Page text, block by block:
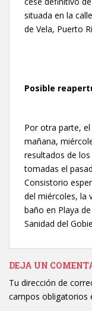
situada en la
de Vela, Puerto
Posible
Por otra parte,
mañana,
resultados de
tomadas el
Consistorio
del miércoles, la
baño en Playa
Sanidad del
DEJA UN
Tu dirección de
campos obligatorios